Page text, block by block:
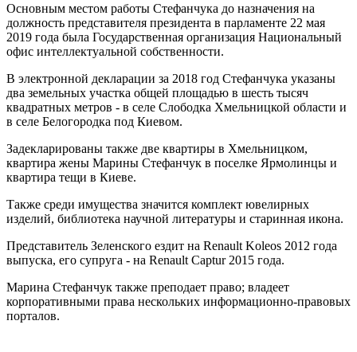
Основным местом работы Стефанчука до назначения на
должность представителя президента в парламенте 22 мая
2019 года была Государственная организация Национальный
офис интеллектуальной собственности.
В электронной декларации за 2018 год Стефанчука указаны
два земельных участка общей площадью в шесть тысяч
квадратных метров - в селе Слободка Хмельницкой области и
в селе Белогородка под Киевом.
Задекларированы также две квартиры в Хмельницком,
квартира жены Марины Стефанчук в поселке Ярмолинцы и
квартира тещи в Киеве.
Также среди имущества значится комплект ювелирных
изделий, библиотека научной литературы и старинная икона.
Представитель Зеленского ездит на Renault Koleos 2012 года
выпуска, его супруга - на Renault Captur 2015 года.
Марина Стефанчук также преподает право; владеет
корпоративными права нескольких информационно-правовых
порталов.